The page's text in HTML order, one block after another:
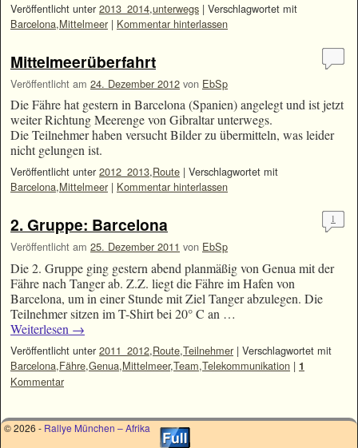
Veröffentlicht unter 2013_2014,unterwegs | Verschlagwortet mit
Barcelona,Mittelmeer | Kommentar hinterlassen
Mittelmeerüberfahrt
Veröffentlicht am 24. Dezember 2012 von EbSp
Die Fähre hat gestern in Barcelona (Spanien) angelegt und ist jetzt
weiter Richtung Meerenge von Gibraltar unterwegs.
Die Teilnehmer haben versucht Bilder zu übermitteln, was leider
nicht gelungen ist.
Veröffentlicht unter 2012_2013,Route | Verschlagwortet mit
Barcelona,Mittelmeer | Kommentar hinterlassen
2. Gruppe: Barcelona
Veröffentlicht am 25. Dezember 2011 von EbSp
1
Die 2. Gruppe ging gestern abend planmäßig von Genua mit der
Fähre nach Tanger ab. Z.Z. liegt die Fähre im Hafen von
Barcelona, um in einer Stunde mit Ziel Tanger abzulegen. Die
Teilnehmer sitzen im T-Shirt bei 20° C an …
Weiterlesen →
Veröffentlicht unter 2011_2012,Route,Teilnehmer | Verschlagwortet mit
Barcelona,Fähre,Genua,Mittelmeer,Team,Telekommunikation | 1
Kommentar
© 2026 - Rallye München – Afrika